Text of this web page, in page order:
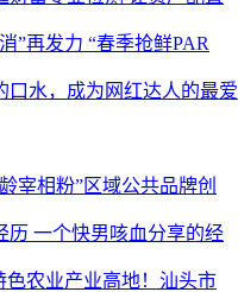
”再发力 “春季抢鲜PAR
口水，成为网红达人的最爱
宰相粉”区域公共品牌创
历 一个快男咳血分享的经
色农业产业高地！汕头市